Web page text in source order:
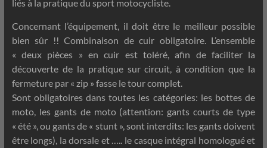
liés à la pratique du sport motocycliste.
Concernant l’équipement, il doit être le meilleur possible
bien sûr !! Combinaison de cuir obligatoire. L’ensemble
« deux pièces » en cuir est toléré, afin de faciliter la
découverte de la pratique sur circuit, à condition que la
fermeture par « zip » fasse le tour complet.
Sont obligatoires dans toutes les catégories: les bottes de
moto, les gants de moto (attention: gants courts de type
« été », ou gants de « stunt », sont interdits: les gants doivent
être longs), la dorsale et ….. le casque intégral homologué et